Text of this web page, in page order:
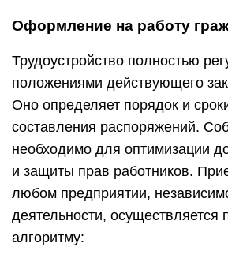
Оформление на работу
Трудоустройство полностью
положениями действующего
Оно определяет порядок и
составления распоряжений.
необходимо для оптимизации
и защиты прав работников.
любом предприятии,
деятельности,
алгоритму: